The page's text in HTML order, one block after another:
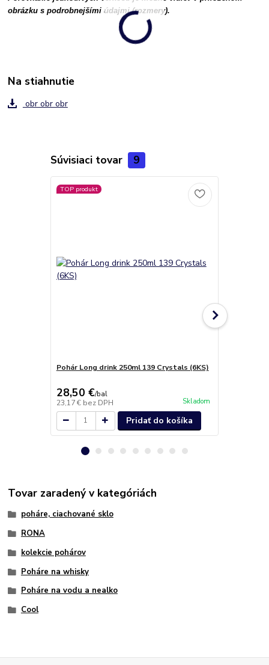
obrázku s podrobnejšími údajmi (rozmery).
Na stiahnutie
obr obr obr
Súvisiaci tovar 9
TOP produkt
Pohár Long drink 250ml 139 Crystals (6KS)
28,50 €/bal
23,17 € bez DPH Skladom
Pridať do košíka
Tovar zaradený v kategóriách
poháre, ciachované sklo
RONA
kolekcie pohárov
Poháre na whisky
Poháre na vodu a nealko
Cool